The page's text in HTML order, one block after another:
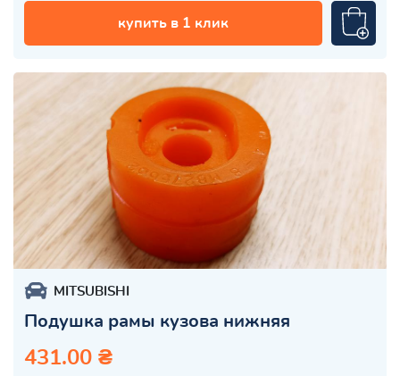
купить в 1 клик
MITSUBISHI
Подушка рамы кузова нижняя
431.00 ₴